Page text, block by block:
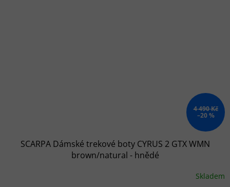
4 490 Kč
–20 %
SCARPA Dámské trekové boty CYRUS 2 GTX WMN
brown/natural - hnědé
Skladem